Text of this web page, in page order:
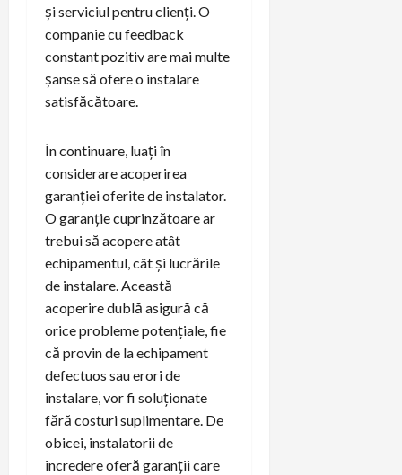
și serviciul pentru clienți. O
companie cu feedback
constant pozitiv are mai multe
șanse să ofere o instalare
satisfăcătoare.
În continuare, luați în
considerare acoperirea
garanției oferite de instalator.
O garanție cuprinzătoare ar
trebui să acopere atât
echipamentul, cât și lucrările
de instalare. Această
acoperire dublă asigură că
orice probleme potențiale, fie
că provin de la echipament
defectuos sau erori de
instalare, vor fi soluționate
fără costuri suplimentare. De
obicei, instalatorii de
încredere oferă garanții care